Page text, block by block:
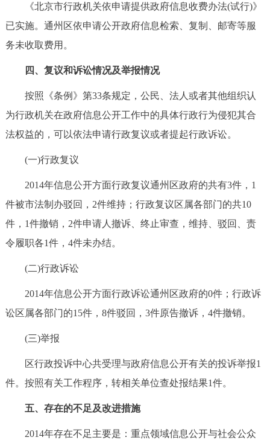
《北京市行政机关依申请提供政府信息收费办法(试行)》
已实施。通州区依申请公开政府信息检索、复制、邮寄等服
务未收取费用。
四、复议和诉讼情况及举报情况
按照《条例》第33条规定，公民、法人或者其他组织认
为行政机关在政府信息公开工作中的具体行政行为侵犯其合
法权益的，可以依法申请行政复议或者提起行政诉讼。
(一)行政复议
2014年信息公开方面行政复议通州区政府的共有3件，1
件被市法制办驳回，2件维持；行政复议区属各部门的共10
件，1件撤销，2件申请人撤诉、终止审查，维持、驳回、责
令履职各1件，4件未办结。
(二)行政诉讼
2014年信息公开方面行政诉讼通州区政府的0件；行政诉
讼区属各部门的15件，8件驳回，3件原告撤诉，4件撤销。
(三)举报
区行政投诉中心共受理与政府信息公开有关的投诉举报1
件。按照有关工作程序，转相关单位查处报结果1件。
五、存在的不足及改进措施
2014年存在不足主要是：重点领域信息公开与社会公众